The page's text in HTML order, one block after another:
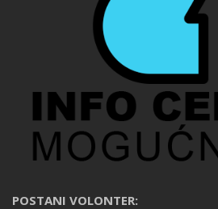
POSTANI VOLONTER: